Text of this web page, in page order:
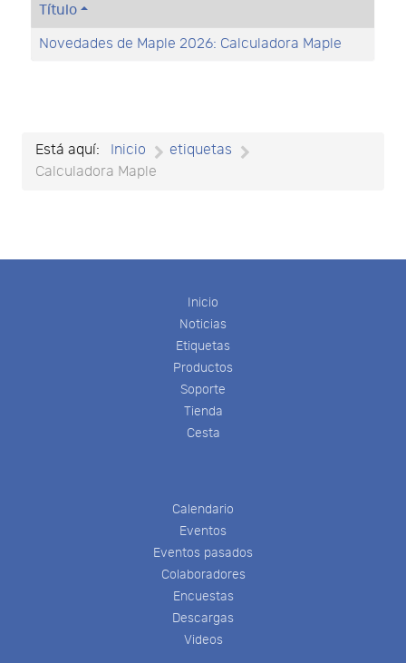
Título
Novedades de Maple 2026: Calculadora Maple
Está aquí: Inicio
etiquetas
Calculadora Maple
Inicio
Noticias
Etiquetas
Productos
Soporte
Tienda
Cesta
Calendario
Eventos
Eventos pasados
Colaboradores
Encuestas
Descargas
Videos